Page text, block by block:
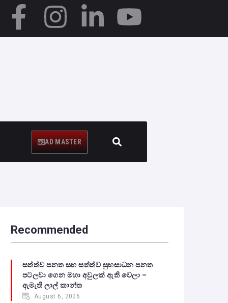
AD MASTER
Recommended
සත්ත්ව පනත සහ සත්ත්ව සුභසාධන පනත
පටලවා ගෙන මහා අවුලක් ඇති වෙලා –
ඇමැති ලාල් කාන්ත
August 6, 2026